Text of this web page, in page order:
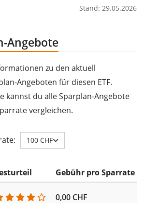
Stand: 29.05.2026
Angebote
zu den aktuell
Angeboten für diesen ETF.
kannst du alle Sparplan-Angebote
vergleichen.
100 CHF
Gebühr pro Sparrate
0,00 CHF